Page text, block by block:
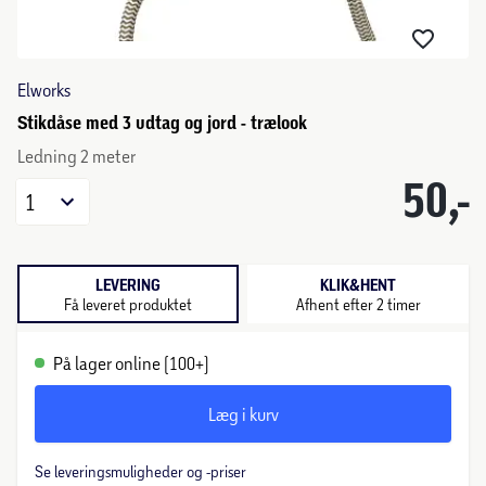
Elworks
Stikdåse med 3 udtag og jord - trælook
Ledning 2 meter
50,-
1
LEVERING
Få leveret produktet
KLIK&HENT
Afhent efter 2 timer
På lager online (100+)
Læg i kurv
Se leveringsmuligheder og -priser